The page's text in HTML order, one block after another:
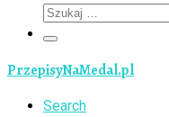
Szukaj
Menu
PrzepisyNaMedal.pl
Search